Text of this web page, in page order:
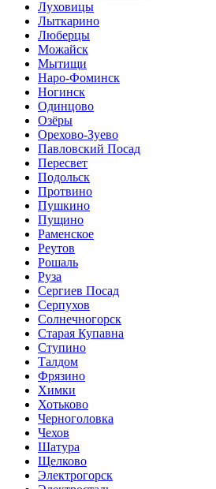
Луховицы
Лыткарино
Люберцы
Можайск
Мытищи
Наро-Фоминск
Ногинск
Одинцово
Озёры
Орехово-Зуево
Павловский Посад
Пересвет
Подольск
Протвино
Пушкино
Пущино
Раменское
Реутов
Рошаль
Руза
Сергиев Посад
Серпухов
Солнечногорск
Старая Купавна
Ступино
Талдом
Фрязино
Химки
Хотьково
Черноголовка
Чехов
Шатура
Щелково
Электрогорск